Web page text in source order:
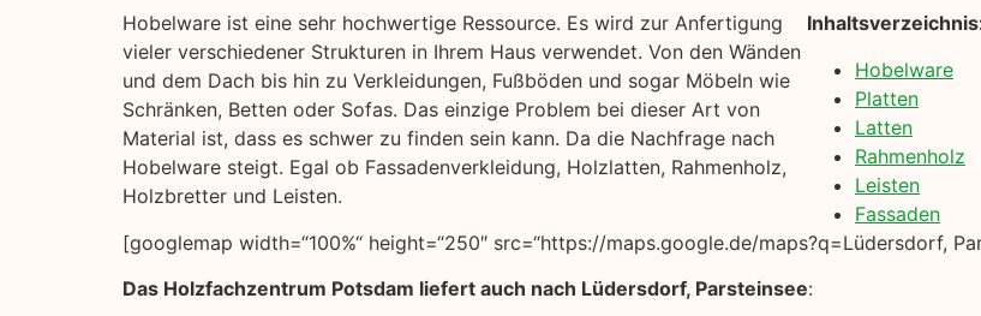
Hobelware ist eine sehr hochwertige Ressource. Es wird zur Anfertigung
vieler verschiedener Strukturen in Ihrem Haus verwendet. Von den Wänden
und dem Dach bis hin zu Verkleidungen, Fußböden und sogar Möbeln wie
Schränken, Betten oder Sofas. Das einzige Problem bei dieser Art von
Material ist, dass es schwer zu finden sein kann. Da die Nachfrage nach
Hobelware steigt. Egal ob Fassadenverkleidung, Holzlatten, Rahmenholz,
Holzbretter und Leisten.
Hobelware
Platten
Latten
Rahmenholz
Leisten
Fassaden
[googlemap width=“100%“ height=“250″ src=“https://maps.google.de/maps?q=Lüdersdorf,
Das Holzfachzentrum Potsdam liefert auch nach Lüdersdorf, Parsteinsee: